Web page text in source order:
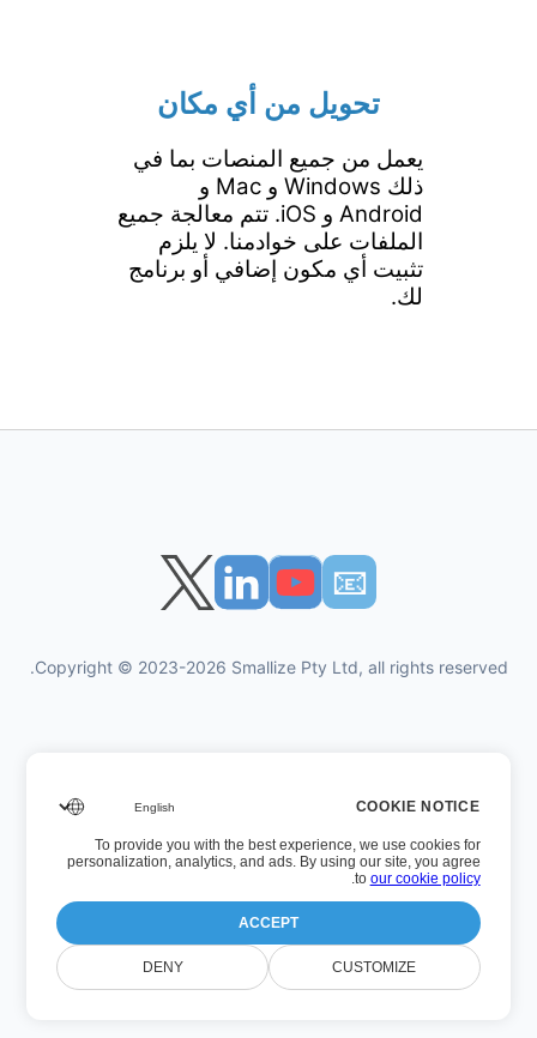
تحويل من أي مكان
يعمل من جميع المنصات بما في
ذلك Windows و Mac و
Android و iOS. تتم معالجة جميع
الملفات على خوادمنا. لا يلزم
تثبيت أي مكون إضافي أو برنامج
لك.
📧︎
Copyright © 2023-2026 Smallize Pty Ltd, all rights reserved.
سياسة الخصوصية
شروط الاستخدام
الوصول التنفيذي
رقم الإصدار: 26.7.5
آخر تحديث: الأربعاء، 22 صفر 1448 بعد الهجرة
COOKIE NOTICE
To provide you with the best experience, we use cookies for
personalization, analytics, and ads. By using our site, you agree
to our cookie policy
.
ACCEPT
CUSTOMIZE
DENY